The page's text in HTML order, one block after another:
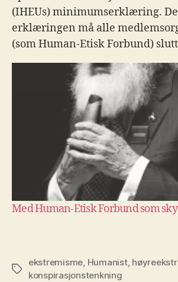
(IHEUs) minimumserklæring.
erklæringen må alle
(som Human-Etisk Forbund)
Med Human-Etisk Forbund som
Stikkord
ekstremisme, Humanist,
konspirasjonstenkning